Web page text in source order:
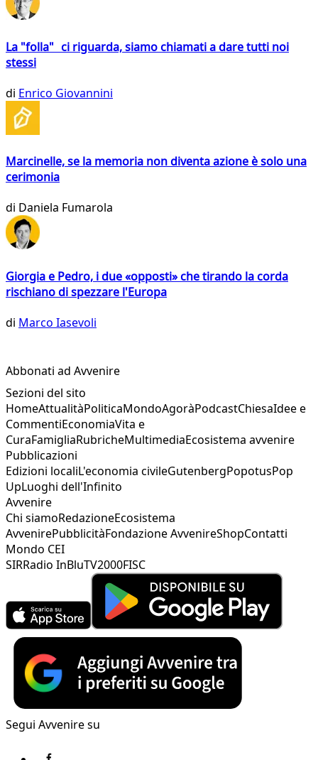
La "folla" ci riguarda, siamo chiamati a dare tutti noi
stessi
di Enrico Giovannini
Marcinelle, se la memoria non diventa azione è solo una
cerimonia
di Daniela Fumarola
Giorgia e Pedro, i due «opposti» che tirando la corda
rischiano di spezzare l'Europa
di Marco Iasevoli
Abbonati ad Avvenire
Sezioni del sito
HomeAttualitàPoliticaMondoAgoràPodcastChiesaIdee e
CommentiEconomiaVita e
CuraFamigliaRubricheMultimediaEcosistema avvenire
Pubblicazioni
Edizioni localiL'economia civileGutenbergPopotusPop
UpLuoghi dell'Infinito
Avvenire
Chi siamoRedazioneEcosistema
AvvenirePubblicitàFondazione AvvenireShopContatti
Mondo CEI
SIRRadio InBluTV2000FISC
Segui Avvenire su